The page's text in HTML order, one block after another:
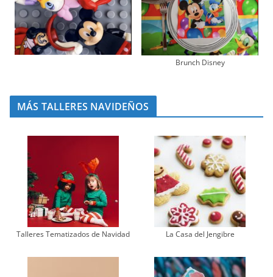
Brunch Disney
MÁS TALLERES NAVIDEÑOS
Talleres Tematizados de Navidad La Casa del Jengibre